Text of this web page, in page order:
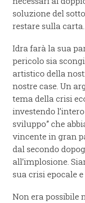
soluzione del
restare sulla carta.
Idra farà la sua
pericolo sia
artistico della
nostre case. Un
tema della crisi
investendo
sviluppo” che
vincente in gran
dal secondo
all’implosione.
sua crisi epocale
Non era possibile